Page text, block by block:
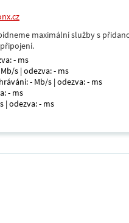
maximální služby s
- ms
s | odezva: - ms
- Mb/s | odezva: - ms
- ms
| odezva: - ms